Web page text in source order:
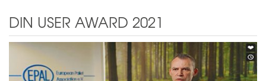
DIN USER AWARD 2021